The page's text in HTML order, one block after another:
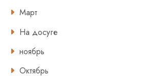
Март
На досуге
ноябрь
Октябрь